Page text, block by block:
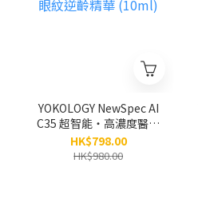
YOKOLOGY NewSpec AI
C35 超智能‧高濃度醫學
級維C｜高效重點祛斑祛
眼紋逆齡精華 (10ml)
HK$798.00
HK$980.00